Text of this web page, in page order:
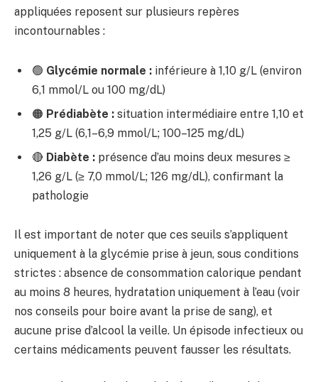
appliquées reposent sur plusieurs repères
incontournables :
🟢 Glycémie normale : inférieure à 1,10 g/L (environ
6,1 mmol/L ou 100 mg/dL)
🟠 Prédiabète : situation intermédiaire entre 1,10 et
1,25 g/L (6,1–6,9 mmol/L; 100–125 mg/dL)
🔴 Diabète : présence d’au moins deux mesures ≥
1,26 g/L (≥ 7,0 mmol/L; 126 mg/dL), confirmant la
pathologie
Il est important de noter que ces seuils s’appliquent
uniquement à la glycémie prise à jeun, sous conditions
strictes : absence de consommation calorique pendant
au moins 8 heures, hydratation uniquement à l’eau (voir
nos conseils pour boire avant la prise de sang), et
aucune prise d’alcool la veille. Un épisode infectieux ou
certains médicaments peuvent fausser les résultats.